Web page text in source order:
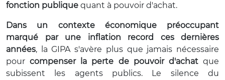
fonction publique quant à pouvoir d'achat.
Dans un contexte économique préoccupant
marqué par une inflation record ces dernières
années, la GIPA s'avère plus que jamais nécessaire
pourcompenser la perte de pouvoir d'achatque
subissent les agents publics. Le silence du